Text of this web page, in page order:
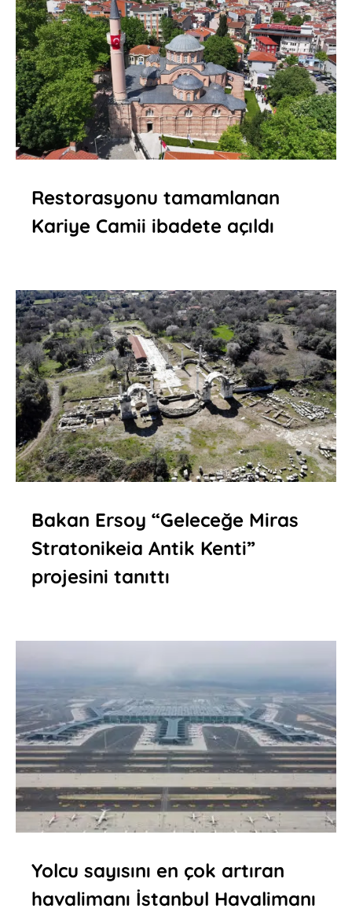
Restorasyonu tamamlanan
Kariye Camii ibadete açıldı
Bakan Ersoy “Geleceğe Miras
Stratonikeia Antik Kenti”
projesini tanıttı
Yolcu sayısını en çok artıran
havalimanı İstanbul Havalimanı